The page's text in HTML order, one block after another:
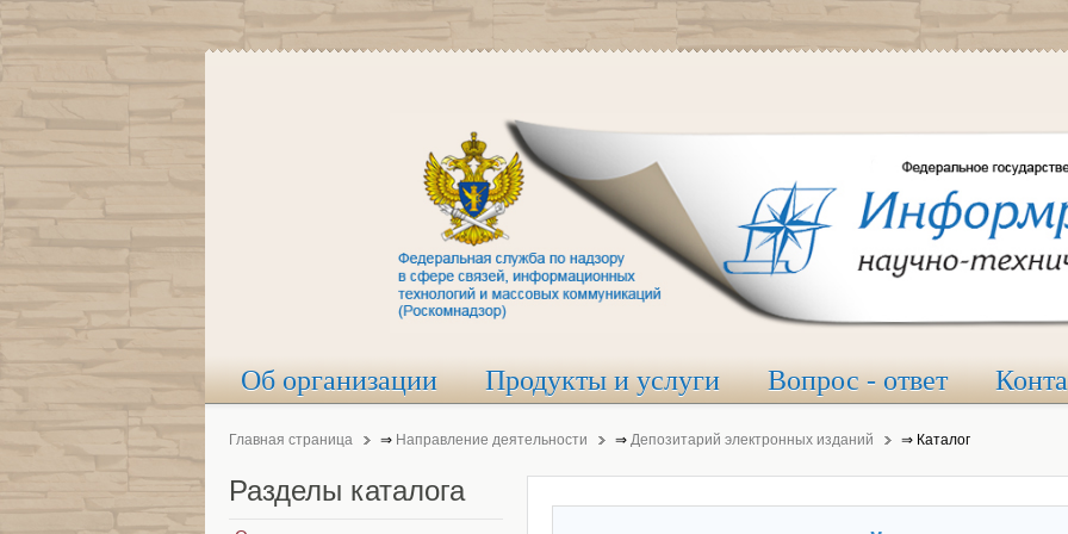
Об организации Продукты и услуги Вопрос - ответ
Главная страница ⇒ Направление деятельности ⇒ Депозитарий электронных изданий ⇒ Каталог
Разделы каталога